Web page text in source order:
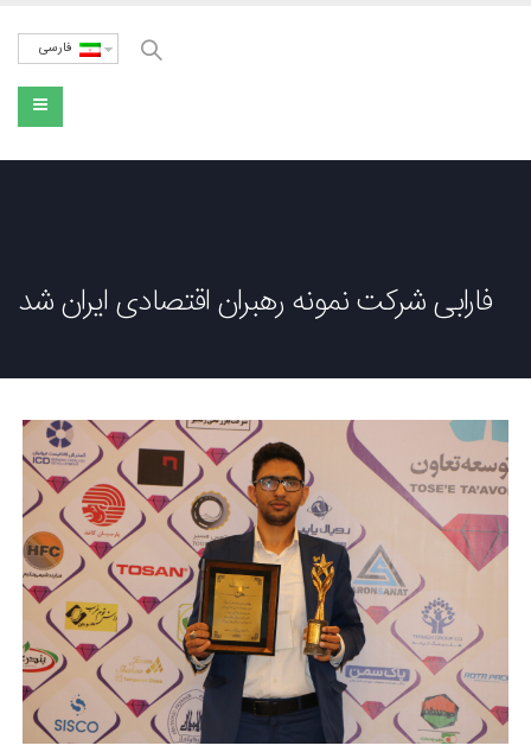
فارسی
فارابی شرکت نمونه رهبران اقتصادی ایران شد